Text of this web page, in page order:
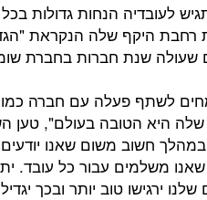
לעובדיה הנחות גדולות
רחבת היקף שלה הנקראת
שעולה שנת חברות בחברת
לשתף פעלה עם חברה
שלה היא הטובה בעולם", טען
חשוב משום שאנו יודעים
משלמים עבור כל עובד.
שלנו ירגישו טוב יותר ובכך